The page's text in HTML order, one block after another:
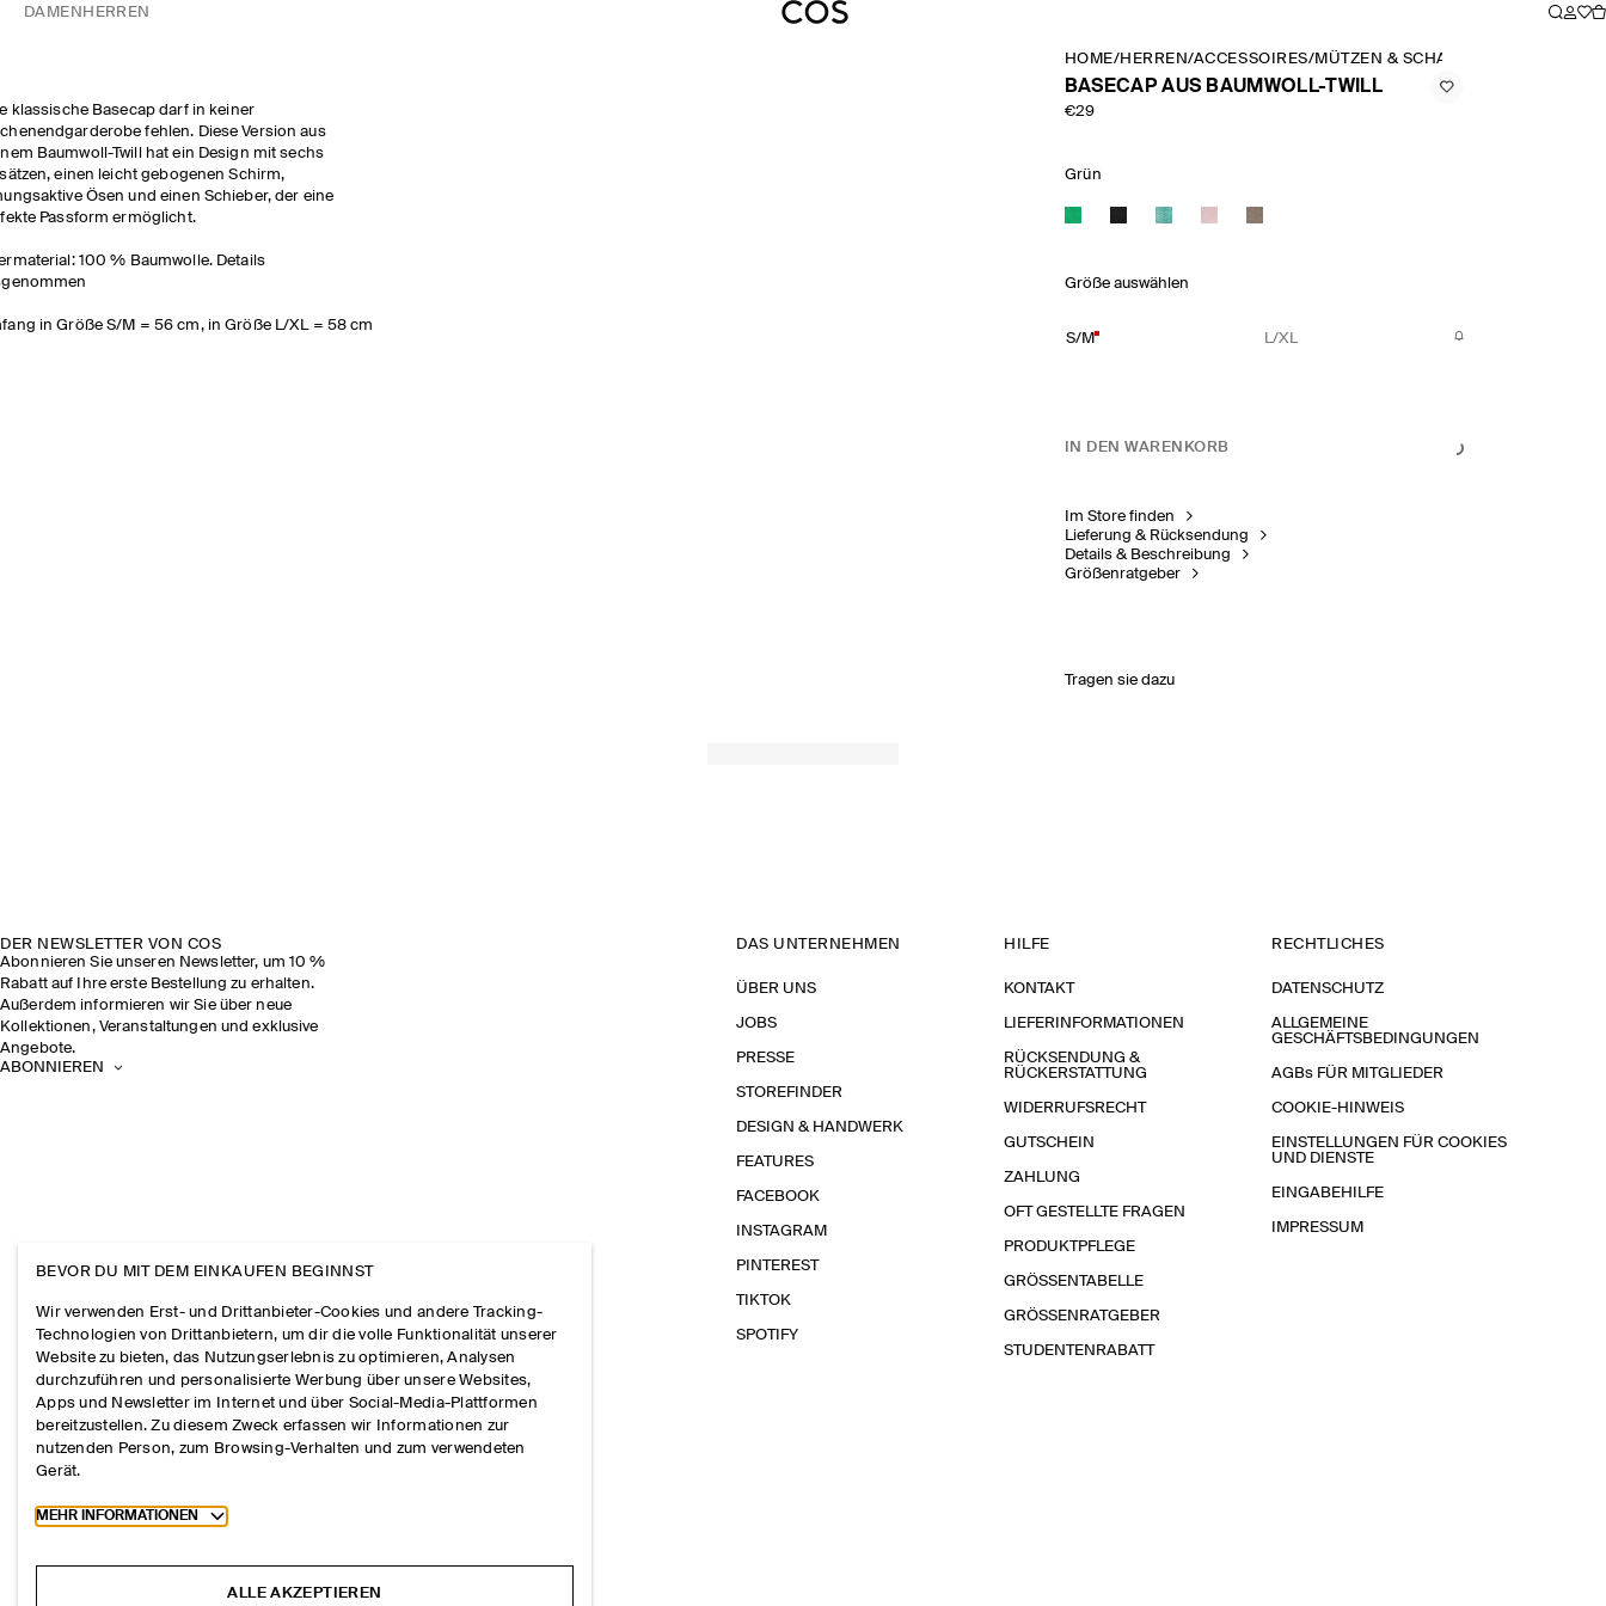
DAMEN HERREN
klassische Basecap darf in keiner
fehlen. Diese Version aus
Baumwoll-Twill hat ein Design mit sechs
einen leicht gebogenen Schirm,
Ösen und einen Schieber, der eine
Passform ermöglicht.
100 % Baumwolle. Details
in Größe S/M = 56 cm, in Größe L/XL = 58 cm
HOME/HERREN/ACCESSOIRES/MÜTZEN & SCHALS
BASECAP AUS BAUMWOLL-TWILL
€29
Grün
Größe auswählen
S/M L/XL
IN DEN WARENKORB
Im Store finden
Lieferung & Rücksendung
Details & Beschreibung
Größenratgeber
Tragen sie dazu
DER NEWSLETTER VON COS
Abonnieren Sie unseren Newsletter, um 10 %
Rabatt auf Ihre erste Bestellung zu erhalten.
Außerdem informieren wir Sie über neue
Kollektionen, Veranstaltungen und exklusive
Angebote.
ABONNIEREN
DAS UNTERNEHMEN
ÜBER UNS
JOBS
PRESSE
STOREFINDER
DESIGN & HANDWERK
FEATURES
FACEBOOK
INSTAGRAM
PINTEREST
TIKTOK
SPOTIFY
HILFE
KONTAKT
LIEFERINFORMATIONEN
RÜCKSENDUNG &
RÜCKERSTATTUNG
WIDERRUFSRECHT
GUTSCHEIN
ZAHLUNG
OFT GESTELLTE FRAGEN
PRODUKTPFLEGE
GRÖSSENTABELLE
GRÖSSENRATGEBER
STUDENTENRABATT
RECHTLICHES
DATENSCHUTZ
ALLGEMEINE
GESCHÄFTSBEDINGUNGEN
AGBs FÜR MITGLIEDER
COOKIE-HINWEIS
EINSTELLUNGEN FÜR COOKIES
UND DIENSTE
EINGABEHILFE
IMPRESSUM
BEVOR DU MIT DEM EINKAUFEN BEGINNST
Wir verwenden Erst- und Drittanbieter-Cookies und andere Tracking-
Technologien von Drittanbietern, um dir die volle Funktionalität unserer
Website zu bieten, das Nutzungserlebnis zu optimieren, Analysen
durchzuführen und personalisierte Werbung über unsere Websites,
Apps und Newsletter im Internet und über Social-Media-Plattformen
bereitzustellen. Zu diesem Zweck erfassen wir Informationen zur
nutzenden Person, zum Browsing-Verhalten und zum verwendeten
Gerät.
Toggle more cookie information
MEHR INFORMATIONEN
ALLE AKZEPTIEREN